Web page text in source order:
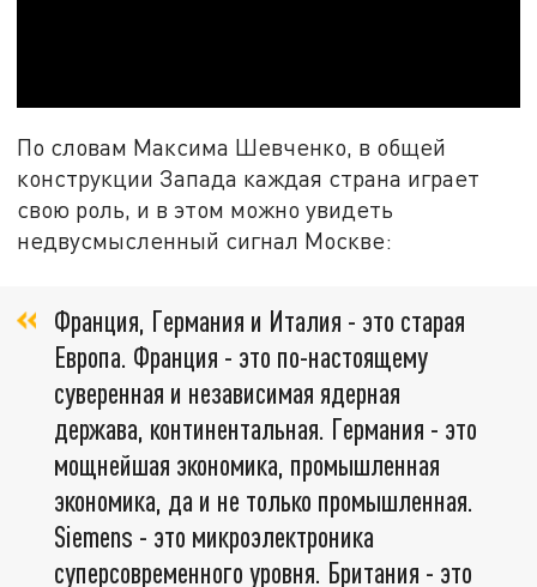
По словам Максима Шевченко, в общей
конструкции Запада каждая страна играет
свою роль, и в этом можно увидеть
недвусмысленный сигнал Москве:
Франция, Германия и Италия - это старая
Европа. Франция - это по-настоящему
суверенная и независимая ядерная
держава, континентальная. Германия - это
мощнейшая экономика, промышленная
экономика, да и не только промышленная.
Siemens - это микроэлектроника
суперсовременного уровня. Британия - это